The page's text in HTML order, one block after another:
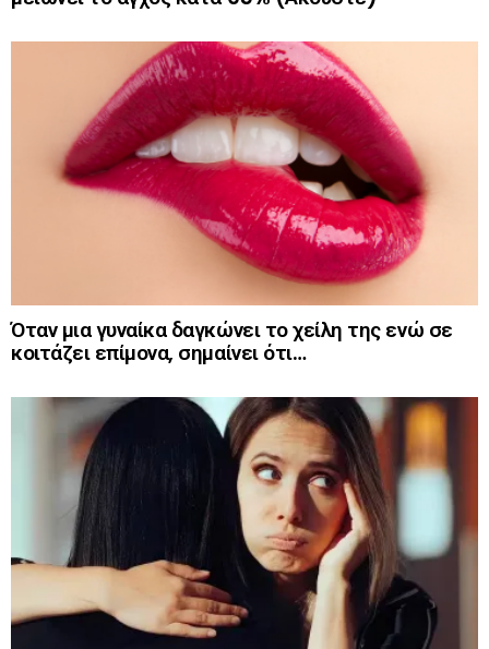
Όταν μια γυναίκα δαγκώνει το χείλη της ενώ σε
κοιτάζει επίμονα, σημαίνει ότι…